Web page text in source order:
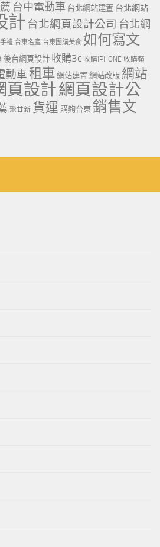
台中電動車 台北網站建置 台北網站
計 台北網頁設計公司 台北網
禮 台東名產 台東團購美食 如何寫文
後台網頁設計 收購3c 收購IPHONE 收購蘋
動車租車 網站建置 網站改版 網站
頁設計網頁設計公
聚甘新 貨運 購夠台東 銷售文